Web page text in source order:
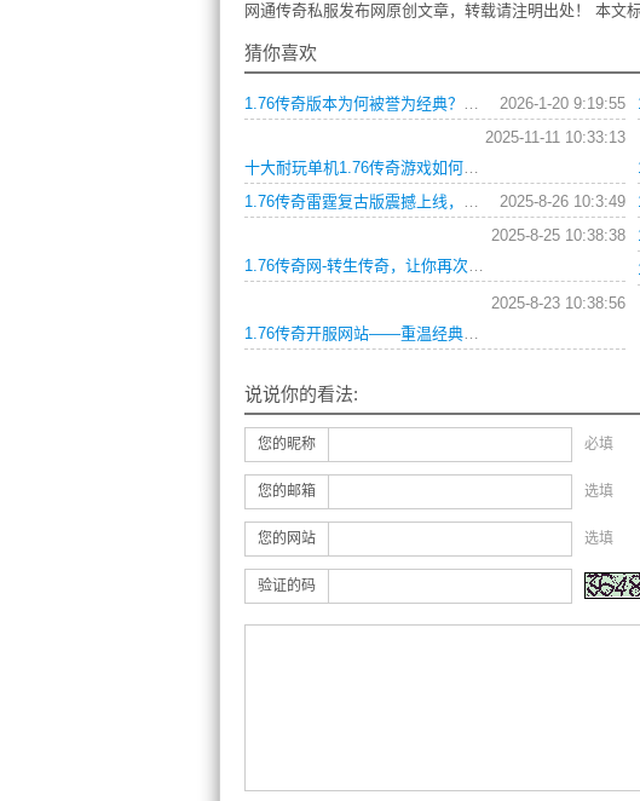
网通传奇私服发布网原创文章，转载请注明出处！ 本文标
猜你喜欢
2026-1-20 9:19:55
1.76传奇版本为何被誉为经典？新手如何快速上手？
2025-11-11 10:33:13
十大耐玩单机1.76传奇游戏如何选择职业与快速升级攻略？
2025-8-26 10:3:49
1.76传奇雷霆复古版震撼上线，重温经典战斗与PK！
2025-8-25 10:38:38
1.76传奇网-转生传奇，让你再次重启战斗！
2025-8-23 10:38:56
1.76传奇开服网站——重温经典热血传奇，实现你的冒险梦想！
说说你的看法:
您的昵称 必填
您的邮箱 选填
您的网站 选填
验证的码